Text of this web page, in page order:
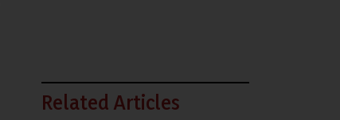
Related Articles